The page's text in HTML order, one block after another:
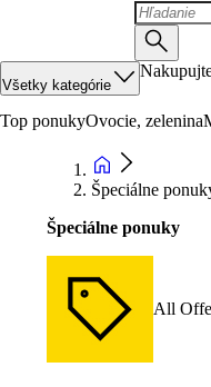
Všetky kategórie
Top ponukyOvocie, zelenina
Špeciálne
Špeciálne ponuky
All